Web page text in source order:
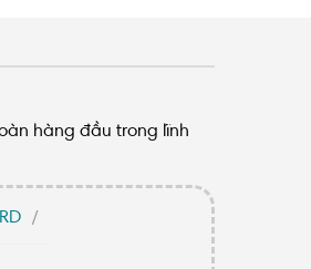
hàng đầu trong lĩnh